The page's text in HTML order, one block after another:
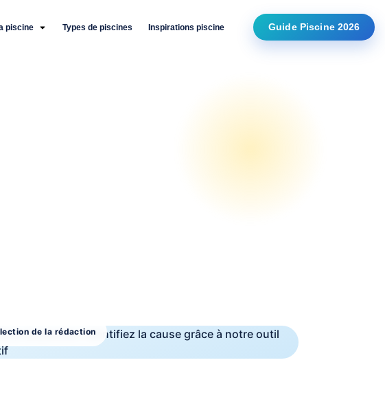
piscine Types de piscines Inspirations piscine Guide Piscine 2026
de la rédaction